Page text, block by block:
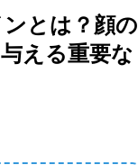
とは？顔の
える重要な